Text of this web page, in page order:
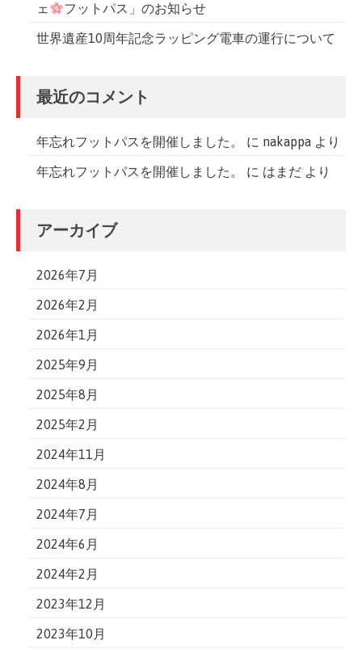
ェ
フットパス」のお知らせ
世界遺産10周年記念ラッピング電車の運行について
最近のコメント
年忘れフットパスを開催しました。 に nakappa より
年忘れフットパスを開催しました。 に はまだ より
アーカイブ
2026年7月
2026年2月
2026年1月
2025年9月
2025年8月
2025年2月
2024年11月
2024年8月
2024年7月
2024年6月
2024年2月
2023年12月
2023年10月